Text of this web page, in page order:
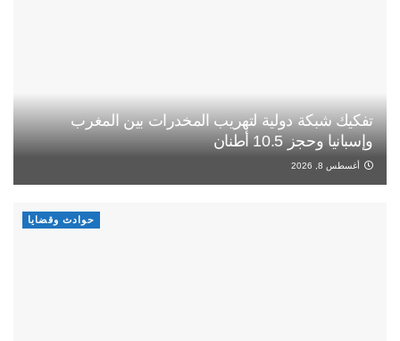
تفكيك شبكة دولية لتهريب المخدرات بين المغرب
وإسبانيا وحجز 10.5 أطنان
أغسطس 8, 2026
حوادث وقضايا